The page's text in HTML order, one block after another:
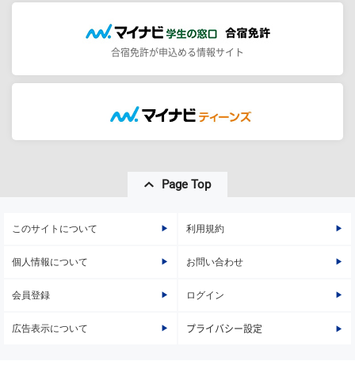
合宿免許が申込める情報サイト
Page Top
このサイトについて 利用規約
個人情報について お問い合わせ
会員登録 ログイン
広告表示について プライバシー設定